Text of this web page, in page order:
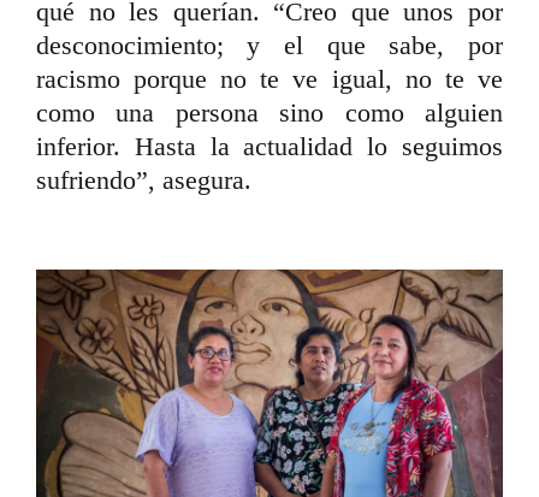
qué no les querían. “Creo que unos por
desconocimiento; y el que sabe, por
racismo porque no te ve igual, no te ve
como una persona sino como alguien
inferior. Hasta la actualidad lo seguimos
sufriendo”, asegura.